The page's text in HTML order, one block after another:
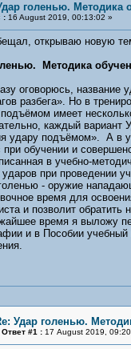
голенью. Методика
:16 August 2019, 00:13:02 »
открываю новую
Методика
название
разбега». Но в
имеет
каждый вариант
удару подъёмом». А в
при обучении и
в учебно-
ударов при проведении
- оружие
время для
и позволит обратить
время я выложу
и в Пособии учебный
Удар голенью.
Ответ #1 :17 August 2019,